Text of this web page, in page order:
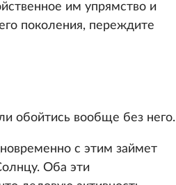
им упрямство и
поколения, переждите
обойтись вообще без него.
с этим займет
Оба эти